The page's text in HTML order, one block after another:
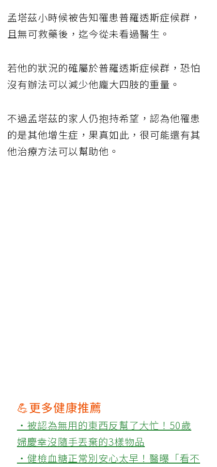
孟塔茲小時候被告知罹患普羅透斯症候群，
且無可救藥後，迄今從未看過醫生。
若他的狀況的確屬於普羅透斯症候群，恐怕
沒有辦法可以減少他龐大四肢的重量。
不過孟塔茲的家人仍抱持希望，認為他罹患
的是其他增生症，果真如此，很可能還有其
他治療方法可以幫助他。
💪更多健康推薦
‧被認為無用的東西反幫了大忙！50歲
婦慶幸沒隨手丟棄的3樣物品
‧健檢血糖正常別安心太早！醫曝「看不